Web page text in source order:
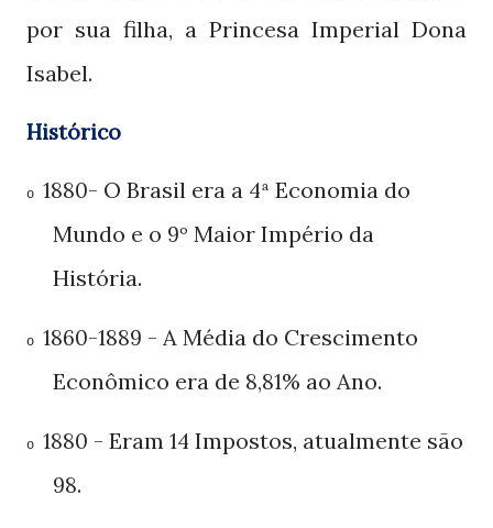
por sua filha, a Princesa Imperial Dona
Isabel.
Histórico
o 1880- O Brasil era a 4ª Economia do
Mundo e o 9º Maior Império da
História.
o 1860-1889 - A Média do Crescimento
Econômico era de 8,81% ao Ano.
o 1880 - Eram 14 Impostos, atualmente são
98.